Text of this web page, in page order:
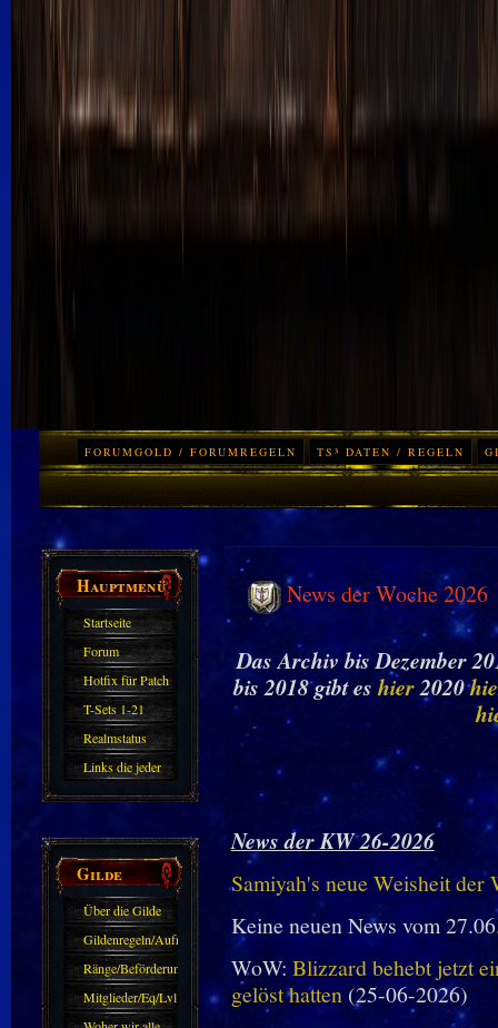
FORUMGOLD / FORUMREGELN TS³ DATEN / REGELN
Hauptmenü
Startseite
Forum
Hotfix für Patch
11.X
T-Sets 1-21
Realmstatus
Links die jeder
kennen sollte?!
Gilde
Über die Gilde
(DAW)
Gildenregeln/Aufnahme
Ränge/Beförderungen
Mitglieder/Eq/Lvl
News der Woche 2026
Das Archiv bis Dezember
bis 2018 gibt es hier2020
News der KW 26-2026
Samiyah's neue Weisheit der
Keine neuen News vom
WoW: Blizzard behebt jetzt
gelöst hatten(25-06-2026)